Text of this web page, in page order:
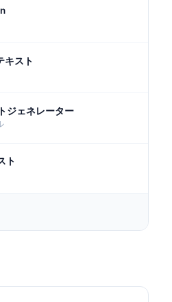
キスト
ジェネレーター
ト